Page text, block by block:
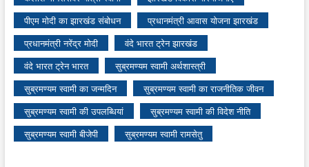
पीएम मोदी का झारखंड संबोधन
प्रधानमंत्री आवास योजना झारखंड
प्रधानमंत्री नरेंद्र मोदी
वंदे भारत ट्रेन झारखंड
वंदे भारत ट्रेन भारत
सुब्रमण्यम स्वामी अर्थशास्त्री
सुब्रमण्यम स्वामी का जन्मदिन
सुब्रमण्यम स्वामी का राजनीतिक जीवन
सुब्रमण्यम स्वामी की उपलब्धियां
सुब्रमण्यम स्वामी की विदेश नीति
सुब्रमण्यम स्वामी बीजेपी
सुब्रमण्यम स्वामी रामसेतु